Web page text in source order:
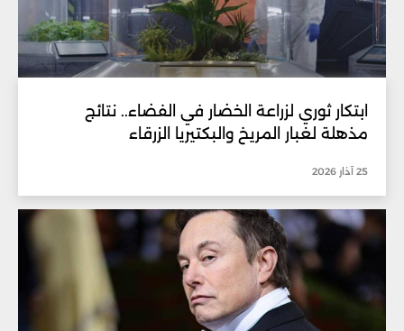
ابتكار ثوري لزراعة الخضار في الفضاء.. نتائج
مذهلة لغبار المريخ والبكتيريا الزرقاء
25 آذار 2026